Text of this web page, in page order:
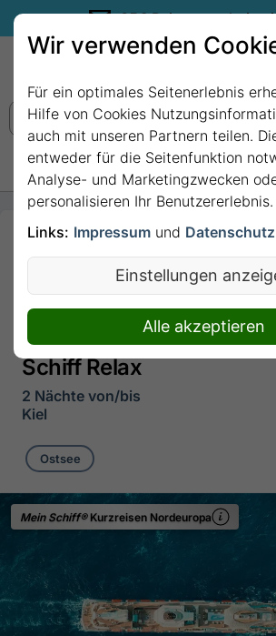
35€ Reisegutschein
+49
Persönlich ·
2 Nächte -
Kurzreise
Kopenhagen
- ab/bis Kiel
mit Mein
Schiff Relax
2 Nächte von/bis
Kiel
Ostsee
Mein Schiff®Kurzreisen Nordeuropa
Wir verwenden
Für ein optimales Seitenerlebnis
Hilfe von Cookies
auch mit unseren Partnern teilen.
entweder für die Seitenfunktion
Analyse- und Marketingzwecken
personalisieren Ihr Benutzererlebnis.
Links: Impressum und Datenschutz
Einstellungen
Alle akzeptieren